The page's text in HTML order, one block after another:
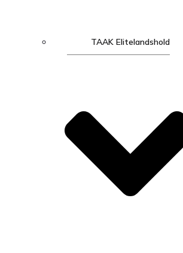
TAAK Elitelandshold